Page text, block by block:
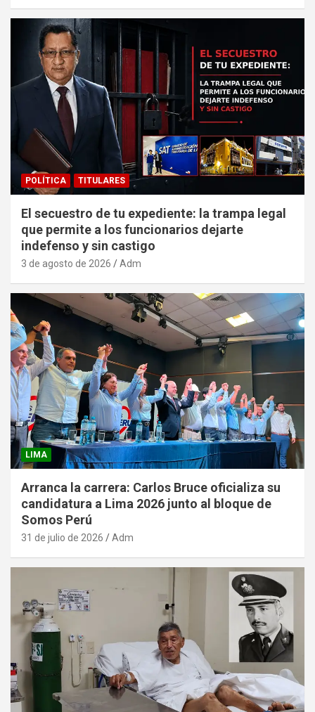
POLÍTICA TITULARES
El secuestro de tu expediente: la trampa legal
que permite a los funcionarios dejarte
indefenso y sin castigo
3 de agosto de 2026 Adm
LIMA
Arranca la carrera: Carlos Bruce oficializa su
candidatura a Lima 2026 junto al bloque de
Somos Perú
31 de julio de 2026 Adm